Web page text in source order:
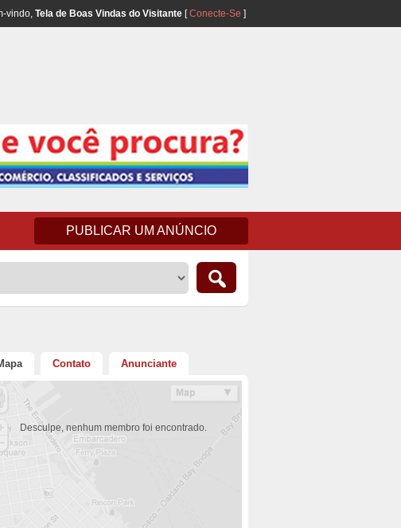
vindo, Tela de Boas Vindas do Visitante [Conecte-Se ]
PUBLICAR UM ANÚNCIO
Contato Anunciante
Desculpe, nenhum membro foi encontrado.